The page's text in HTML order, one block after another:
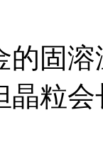
的固
晶粒